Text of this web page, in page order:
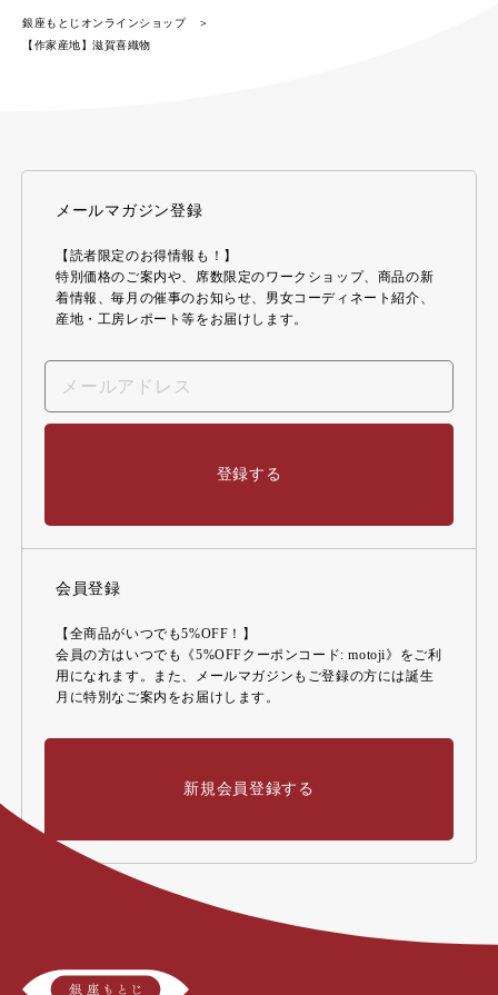
銀座もとじオンラインショップ
【作家産地】滋賀喜織物
メールマガジン登録
【読者限定のお得情報も！】
特別価格のご案内や、席数限定のワークショップ、商品の新
着情報、毎月の催事のお知らせ、男女コーディネート紹介、
産地・工房レポート等をお届けします。
登録する
会員登録
【全商品がいつでも5%OFF！】
会員の方はいつでも《5%OFFクーポンコード: motoji》をご利
用になれます。また、メールマガジンもご登録の方には誕生
月に特別なご案内をお届けします。
新規会員登録する